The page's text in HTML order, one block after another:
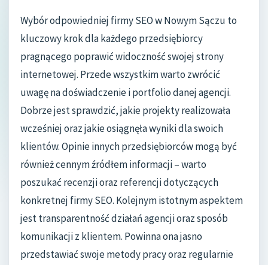
Wybór odpowiedniej firmy SEO w Nowym Sączu to
kluczowy krok dla każdego przedsiębiorcy
pragnącego poprawić widoczność swojej strony
internetowej. Przede wszystkim warto zwrócić
uwagę na doświadczenie i portfolio danej agencji.
Dobrze jest sprawdzić, jakie projekty realizowała
wcześniej oraz jakie osiągnęła wyniki dla swoich
klientów. Opinie innych przedsiębiorców mogą być
również cennym źródłem informacji – warto
poszukać recenzji oraz referencji dotyczących
konkretnej firmy SEO. Kolejnym istotnym aspektem
jest transparentność działań agencji oraz sposób
komunikacji z klientem. Powinna ona jasno
przedstawiać swoje metody pracy oraz regularnie